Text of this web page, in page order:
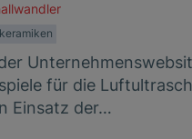
für die
Einsatz der…